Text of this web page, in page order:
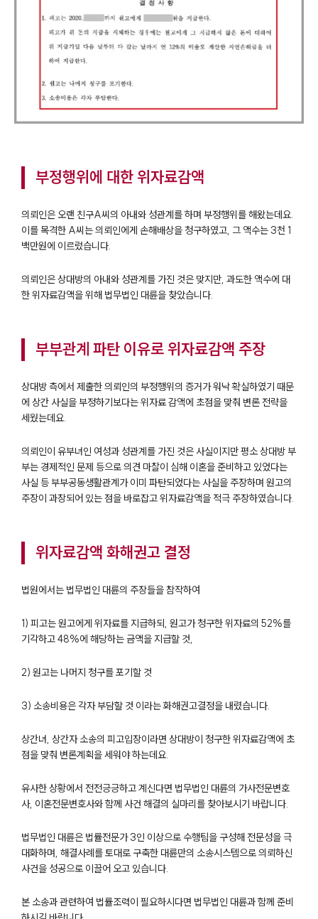
부소개
부소개
대륜의 강점
글로벌 파트너 로펌
고객의 소리
통합검색
부정행위에 대한 위자료감액
의뢰인은 오랜 친구A씨의 아내와 성관계를 하며 부정행위를 해왔는데요.
이를 목격한 A씨는 의뢰인에게 손해배상을 청구하였고, 그 액수는 3천 1
백만원에 이르렀습니다.
의뢰인은 상대방의 아내와 성관계를 가진 것은 맞지만, 과도한 액수에 대
한 위자료감액을 위해 법무법인 대륜을 찾았습니다.
부부관계 파탄 이유로 위자료감액 주장
상대방 측에서 제출한 의뢰인의 부정행위의 증거가 워낙 확실하였기 때문
에 상간 사실을 부정하기보다는 위자료 감액에 초점을 맞춰 변론 전략을
세웠는데요.
의뢰인이 유부녀인 여성과 성관계를 가진 것은 사실이지만 평소 상대방 부
부는 경제적인 문제 등으로 의견 마찰이 심해 이혼을 준비하고 있었다는
사실 등 부부공동생활관계가 이미 파탄되었다는 사실을 주장하며 원고의
주장이 과장되어 있는 점을 바로잡고 위자료감액을 적극 주장하였습니다.
위자료감액 화해권고 결정
법원에서는 법무법인 대륜의 주장들을 참작하여
1) 피고는 원고에게 위자료를 지급하되, 원고가 청구한 위자료의 52%를
기각하고 48%에 해당하는 금액을 지급할 것,
2) 원고는 나머지 청구를 포기할 것
3) 소송비용은 각자 부담할 것 이라는 화해권고결정을 내렸습니다.
상간녀, 상간자 소송의 피고입장이라면 상대방이 청구한 위자료감액에 초
점을 맞춰 변론계획을 세워야 하는데요.
유사한 상황에서 전전긍긍하고 계신다면 법무법인 대륜의 가사전문변호
사, 이혼전문변호사와 함께 사건 해결의 실마리를 찾아보시기 바랍니다.
법무법인 대륜은 법률전문가 3인 이상으로 수행팀을 구성해 전문성을 극
대화하며, 해결사례를 토대로 구축한 대륜만의 소송시스템으로 의뢰하신
사건을 성공으로 이끌어 오고 있습니다.
본 소송과 관련하여 법률조력이 필요하시다면 법무법인 대륜과 함께 준비